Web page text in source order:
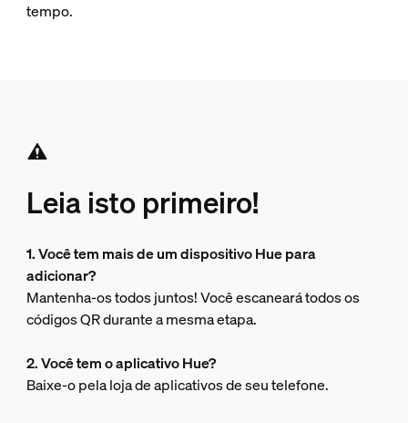
tempo.
Leia isto primeiro!
1. Você tem mais de um dispositivo Hue para
adicionar?
Mantenha-os todos juntos! Você escaneará todos os
códigos QR durante a mesma etapa.
2. Você tem o aplicativo Hue?
Baixe-o pela loja de aplicativos de seu telefone.